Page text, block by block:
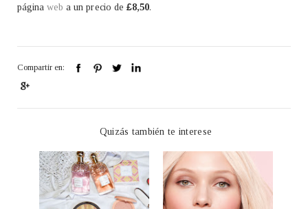
páginaweb a un precio de £8,50.
Compartir en:
Quizás también te interese